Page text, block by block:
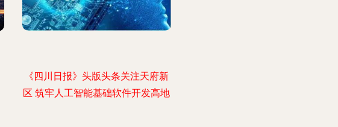
《四川日报》头版头条关注天府新
区 筑牢人工智能基础软件开发高地